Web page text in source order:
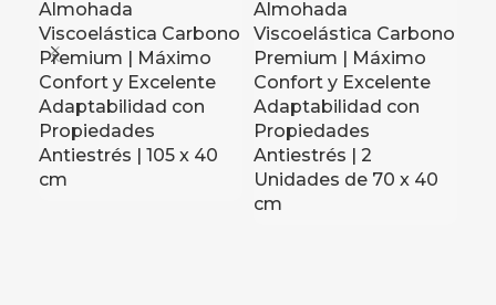
Almohada
Viscoelástica Carbono
Premium | Máximo
Confort y Excelente
Adaptabilidad con
Propiedades
Antiestrés | 105 x 40
cm
Almohada
Viscoelástica Carbono
Premium | Máximo
Confort y Excelente
Adaptabilidad con
Propiedades
Antiestrés | 2
Unidades de 70 x 40
cm